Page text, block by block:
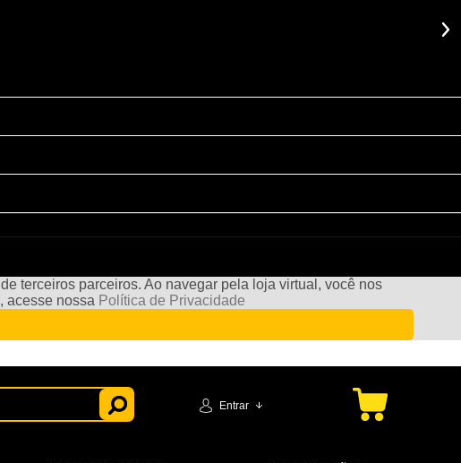
terceiros parceiros. Ao navegar pela loja virtual, você nos
acesse nossa Política de Privacidade
Entrar